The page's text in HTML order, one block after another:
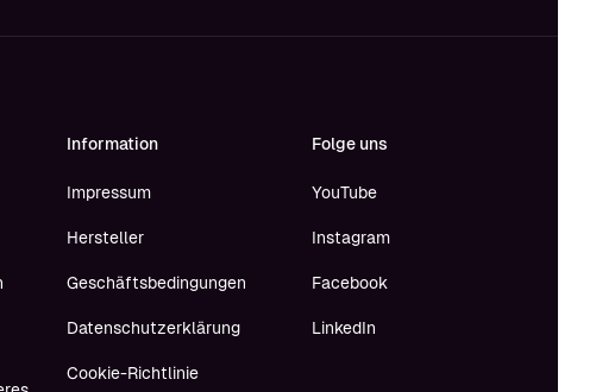
Information
Impressum
Hersteller
Geschäftsbedingungen
Datenschutzerklärung
Cookie-Richtlinie
Folge uns
YouTube
Instagram
Facebook
LinkedIn